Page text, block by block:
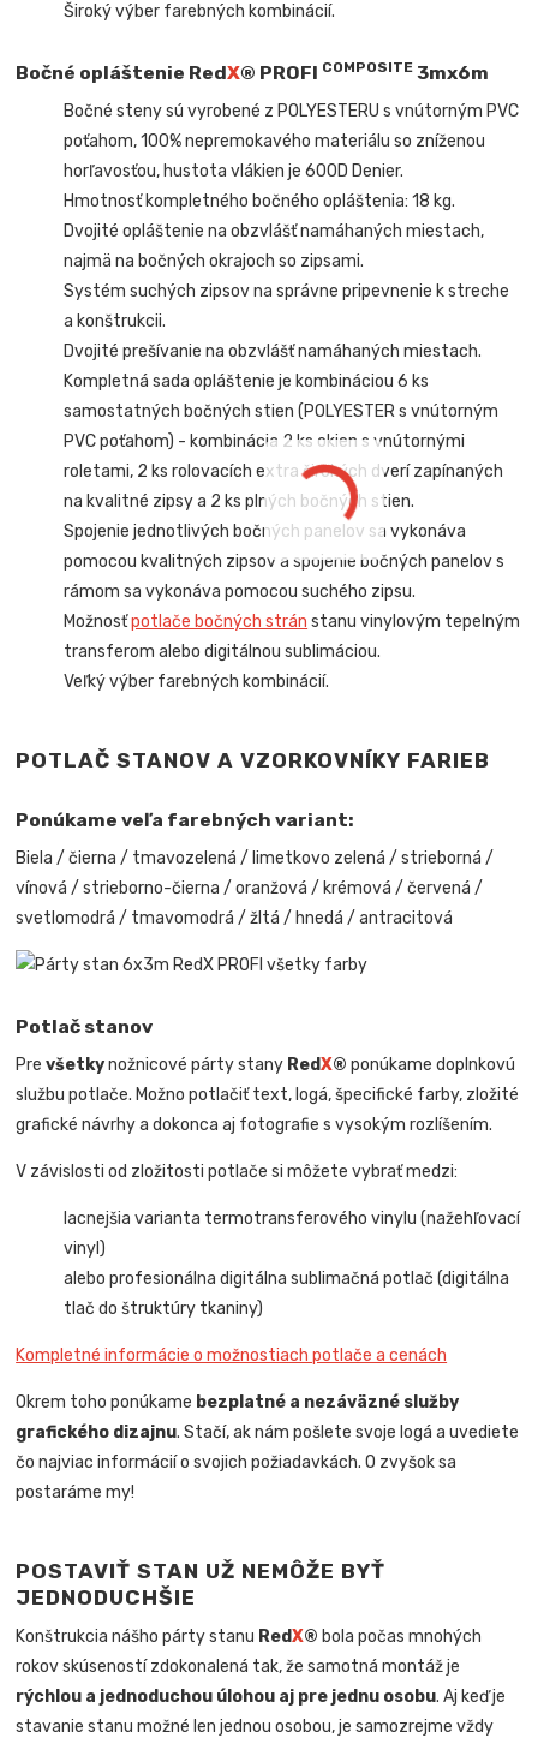
Široký výber farebných kombinácií.
Bočné opláštenie RedX® PROFI COMPOSITE 3mx6m
Bočné steny sú vyrobené z POLYESTERU s vnútorným PVC
poťahom, 100% nepremokavého materiálu so zníženou
horľavosťou, hustota vlákien je 600D Denier.
Hmotnosť kompletného bočného opláštenia: 18 kg.
Dvojité opláštenie na obzvlášť namáhaných miestach,
najmä na bočných okrajoch so zipsami.
Systém suchých zipsov na správne pripevnenie k streche
a konštrukcii.
Dvojité prešívanie na obzvlášť namáhaných miestach.
Kompletná sada opláštenie je kombináciou 6 ks
samostatných bočných stien (POLYESTER s vnútorným
PVC poťahom) - kombinácia 2 ks okien s vnútornými
roletami, 2 ks rolovacích extra širokých dverí zapínaných
na kvalitné zipsy a 2 ks plných bočných stien.
Spojenie jednotlivých bočných panelov sa vykonáva
pomocou kvalitných zipsov a spojenie bočných panelov s
rámom sa vykonáva pomocou suchého zipsu.
Možnosťpotlače bočných strán stanu vinylovým tepelným
transferom alebo digitálnou sublimáciou.
Veľký výber farebných kombinácií.
POTLAČ STANOV A VZORKOVNÍKY FARIEB
Ponúkame veľa farebných variant:
Biela / čierna / tmavozelená / limetkovo zelená / strieborná /
vínová / strieborno-čierna / oranžová / krémová / červená /
svetlomodrá / tmavomodrá / žltá / hnedá / antracitová
Potlač stanov
Prevšetkynožnicové párty stany RedX® ponúkame doplnkovú
službu potlače. Možno potlačiť text, logá, špecifické farby, zložité
grafické návrhy a dokonca aj fotografie s vysokým rozlíšením.
V závislosti od zložitosti potlače si môžete vybrať medzi:
lacnejšia varianta termotransferového vinylu (nažehľovací
vinyl)
alebo profesionálna digitálna sublimačná potlač (digitálna
tlač do štruktúry tkaniny)
Kompletné informácie o možnostiach potlače a cenách
Okrem toho ponúkame bezplatné a nezáväzné služby
grafického dizajnu. Stačí, ak nám pošlete svoje logá a uvediete
čo najviac informácií o svojich požiadavkách. O zvyšok sa
postaráme my!
POSTAVIŤ STAN UŽ NEMÔŽE BYŤ
JEDNODUCHŠIE
Konštrukcia nášho párty stanu RedX® bola počas mnohých
rokov skúseností zdokonalená tak, že samotná montáž je
rýchlou a jednoduchou úlohou aj pre jednu osobu. Aj keď je
stavanie stanu možné len jednou osobou, je samozrejme vždy